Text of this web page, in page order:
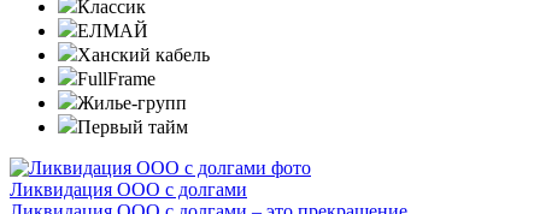
Классик
ЕЛМАЙ
Ханский кабель
FullFrame
Жилье-групп
Первый тайм
Ликвидация ООО с долгами